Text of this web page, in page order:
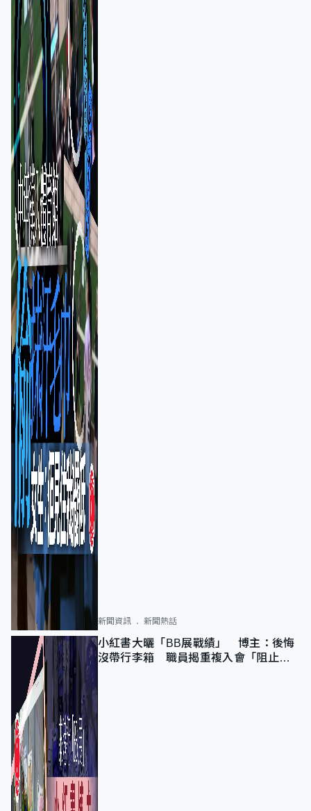
新聞資訊 新聞熱話
小紅書大曬「BB展戰績」 博主：後悔
沒帶行李箱 職員揭重複入會「阻止唔